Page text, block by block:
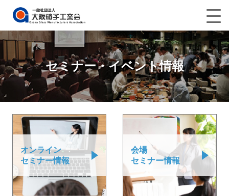
セミナー・イベント情報
オンライン
セミナー情報
会場
セミナー情報